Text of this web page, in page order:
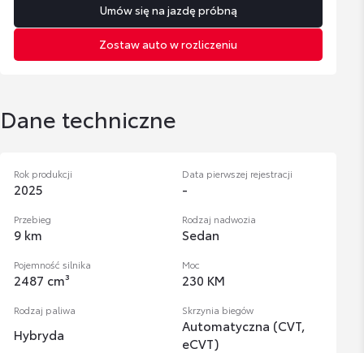
Umów się na jazdę próbną
Zostaw auto w rozliczeniu
Dane techniczne
Rok produkcji
2025
Data pierwszej rejestracji
-
Przebieg
9 km
Rodzaj nadwozia
Sedan
Pojemność silnika
2487 cm³
Moc
230 KM
Rodzaj paliwa
Hybryda
Skrzynia biegów
Automatyczna (CVT,
eCVT)